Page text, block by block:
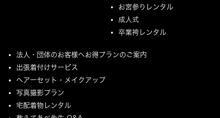
お宮参りレンタル
成人式
卒業袴レンタル
法人・団体のお客様へお得プランのご案内
出張着付けサービス
ヘアーセット・メイクアップ
写真撮影プラン
宅配着物レンタル